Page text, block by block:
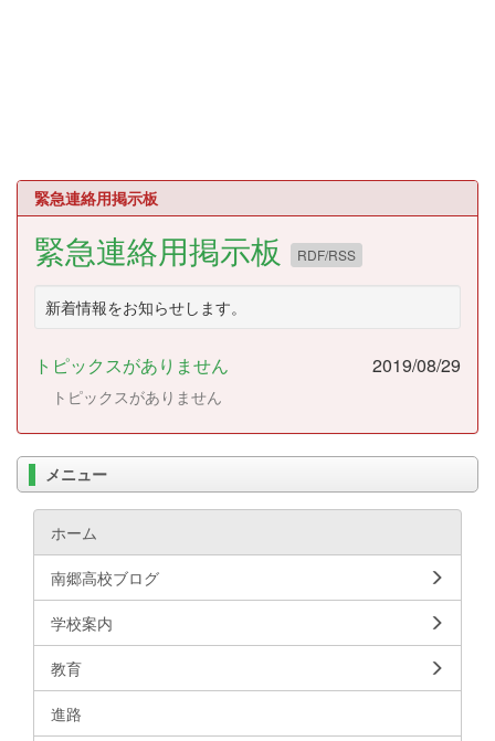
緊急連絡用掲示板
緊急連絡用掲示板 RDF/RSS
新着情報をお知らせします。
トピックスがありません 2019/08/29
トピックスがありません
メニュー
ホーム
南郷高校ブログ
学校案内
教育
進路